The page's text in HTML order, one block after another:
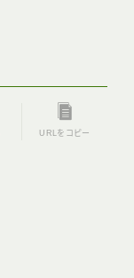
URLをコピー